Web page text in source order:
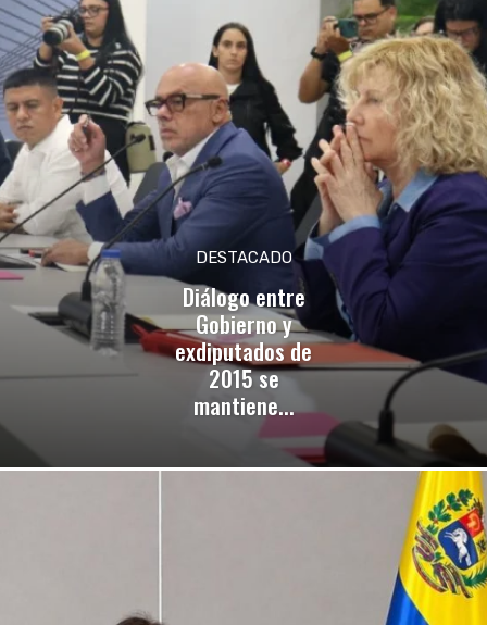
DESTACADO
Diálogo entre
Gobierno y
exdiputados de
2015 se
mantiene...